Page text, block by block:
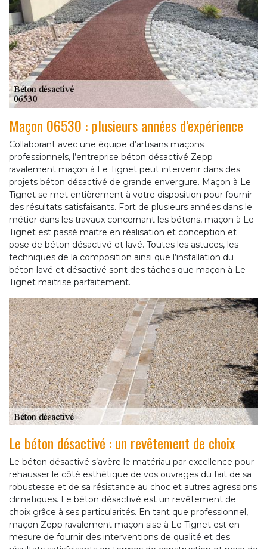
Maçon 06530 : plusieurs années d’expérience
Collaborant avec une équipe d’artisans maçons
professionnels, l’entreprise béton désactivé Zepp
ravalement maçon à Le Tignet peut intervenir dans des
projets béton désactivé de grande envergure. Maçon à Le
Tignet se met entièrement à votre disposition pour fournir
des résultats satisfaisants. Fort de plusieurs années dans le
métier dans les travaux concernant les bétons, maçon à Le
Tignet est passé maitre en réalisation et conception et
pose de béton désactivé et lavé. Toutes les astuces, les
techniques de la composition ainsi que l’installation du
béton lavé et désactivé sont des tâches que maçon à Le
Tignet maitrise parfaitement.
Le béton désactivé : un revêtement de choix
Le béton désactivé s’avère le matériau par excellence pour
rehausser le côté esthétique de vos ouvrages du fait de sa
robustesse et de sa résistance au choc et autres agressions
climatiques. Le béton désactivé est un revêtement de
choix grâce à ses particularités. En tant que professionnel,
maçon Zepp ravalement maçon sise à Le Tignet est en
mesure de fournir des interventions de qualité et des